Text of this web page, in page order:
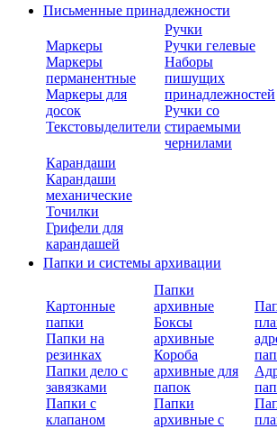
Письменные принадлежности
Маркеры
Маркеры
перманентные
Маркеры для
досок
Текстовыделители
Ручки
Ручки гелевые
Наборы
пишущих
принадлежностей
Ручки со
стираемыми
чернилами
Карандаши
Карандаши
механические
Точилки
Грифели для
карандашей
Папки и системы архивации
Картонные
папки
Папки на
резинках
Папки дело с
завязками
Папки с
клапаном
Папки
архивные
Боксы
архивные
Короба
архивные для
папок
Папки
архивные с